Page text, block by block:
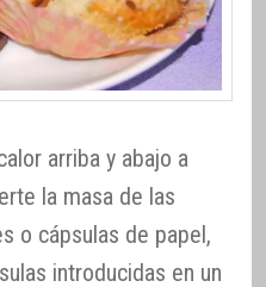
arriba y abajo a
la masa de las
o cápsulas de papel,
introducidas en un